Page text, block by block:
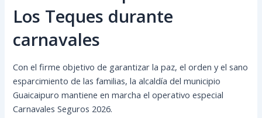
Los Teques durante
carnavales
Con el firme objetivo de garantizar la paz, el orden y el sano
esparcimiento de las familias, la alcaldía del municipio
Guaicaipuro mantiene en marcha el operativo especial
Carnavales Seguros 2026.